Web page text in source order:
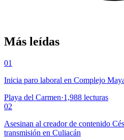
Más leídas
01
Inicia paro laboral en Complejo
Playa del Carmen·1,988 lecturas
02
Asesinan al creador de contenido
transmisión en Culiacán